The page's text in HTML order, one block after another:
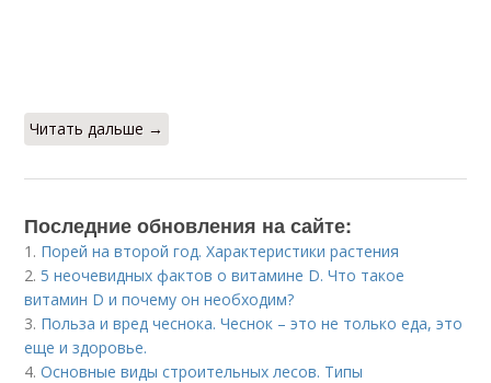
Читать дальше →
Последние обновления на сайте:
1. Порей на второй год. Характеристики растения
2. 5 неочевидных фактов о витамине D. Что такое
витамин D и почему он необходим?
3. Польза и вред чеснока. Чеснок – это не только еда, это
еще и здоровье.
4.Основные виды строительных лесов. Типы